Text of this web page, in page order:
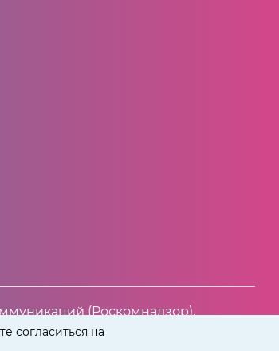
согласиться на
(Роскомнадзор).